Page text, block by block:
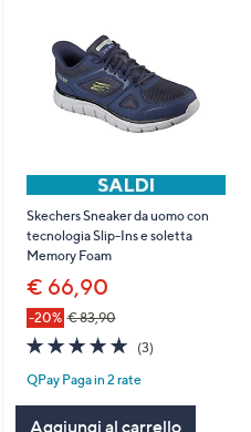
Skechers Sneaker da uomo con
tecnologia Slip-Ins e soletta
Memory Foam
€ 66,90
-20% € 83,90
5.0
of
5
(3)3
QPay Paga in 2 rate
Aggiungi al carrello